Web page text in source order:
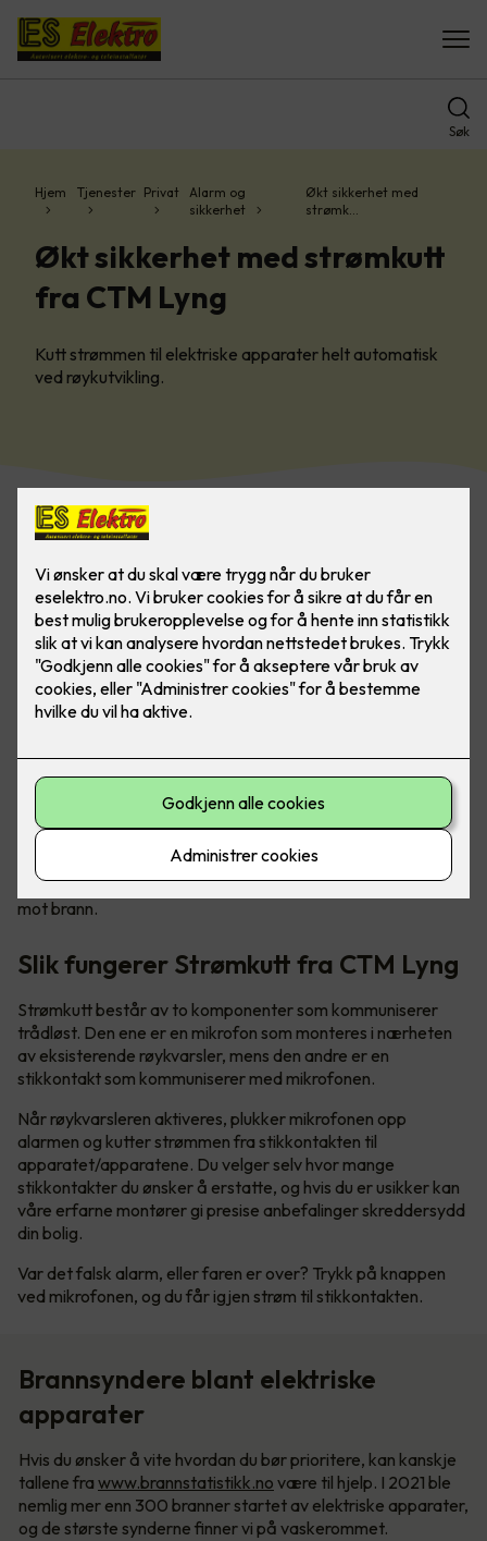
Søk
Hjem Tjenester Privat
Alarm og
sikkerhet
Økt sikkerhet med
strømk…
Økt sikkerhet med strømkutt
fra CTM Lyng
Kutt strømmen til elektriske apparater helt automatisk
ved røykutvikling.
Tryggere og mer brannsikre hjem
Sikkerhetsløsningen kalt «Strømkutt» sørger for å stenge
strømmen til elektriske apparater ved røykutvikling, og det
kan forhindre eller redusere brannskader i boligen din. Det er
en enkel måte for deg å bedre sikre din familie og deg selv
mot brann.
Slik fungerer Strømkutt fra CTM Lyng
Strømkutt består av to komponenter som kommuniserer
trådløst. Den ene er en mikrofon som monteres i nærheten
av eksisterende røykvarsler, mens den andre er en
stikkontakt som kommuniserer med mikrofonen.
Når røykvarsleren aktiveres, plukker mikrofonen opp
alarmen og kutter strømmen fra stikkontakten til
apparatet/apparatene. Du velger selv hvor mange
stikkontakter du ønsker å erstatte, og hvis du er usikker kan
våre erfarne montører gi presise anbefalinger skreddersydd
din bolig.
Var det falsk alarm, eller faren er over? Trykk på knappen
ved mikrofonen, og du får igjen strøm til stikkontakten.
Brannsyndere blant elektriske
apparater
Hvis du ønsker å vite hvordan du bør prioritere, kan kanskje
tallene fra www.brannstatistikk.no være til hjelp. I 2021 ble
nemlig mer enn 300 branner startet av elektriske apparater,
og de største synderne finner vi på vaskerommet.